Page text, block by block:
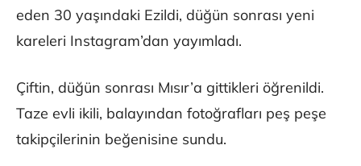
eden 30 yaşındaki Ezildi, düğün sonrası yeni
kareleri Instagram’dan yayımladı.
Çiftin, düğün sonrası Mısır’a gittikleri öğrenildi.
Taze evli ikili, balayından fotoğrafları peş peşe
takipçilerinin beğenisine sundu.